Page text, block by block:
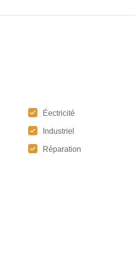
Éectricité
Industriel
Réparation